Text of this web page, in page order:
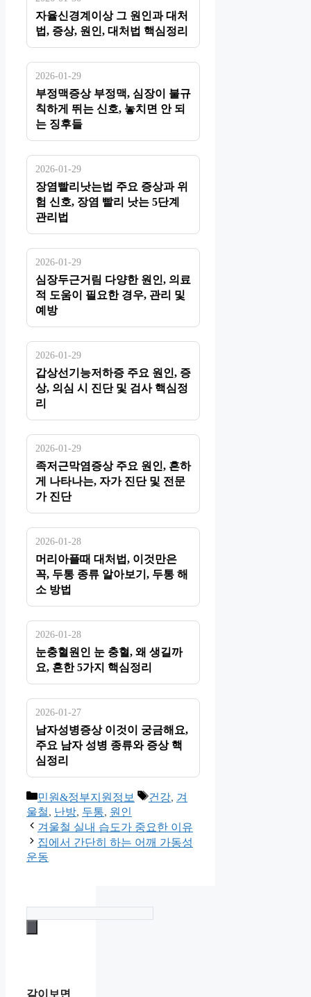
자율신경계이상 그 원인과 대처
법, 증상, 원인, 대처법 핵심정리
2026-01-29
부정맥증상 부정맥, 심장이 불규
칙하게 뛰는 신호, 놓치면 안 되
는 징후들
2026-01-29
장염빨리낫는법 주요 증상과 위
험 신호, 장염 빨리 낫는 5단계
관리법
2026-01-29
심장두근거림 다양한 원인, 의료
적 도움이 필요한 경우, 관리 및
예방
2026-01-29
갑상선기능저하증 주요 원인, 증
상, 의심 시 진단 및 검사 핵심정
리
2026-01-29
족저근막염증상 주요 원인, 흔하
게 나타나는, 자가 진단 및 전문
가 진단
2026-01-28
머리아플때 대처법, 이것만은
꼭, 두통 종류 알아보기, 두통 해
소 방법
2026-01-28
눈충혈원인 눈 충혈, 왜 생길까
요, 흔한 5가지 핵심정리
2026-01-27
남자성병증상 이것이 궁금해요,
주요 남자 성병 종류와 증상 핵
심정리
카
테
고
리
민원&정부지원정보
태
건강, 겨
울철, 난방, 두통, 원인
겨울철 실내 습도가 중요한 이유
집에서 간단히 하는 어깨 가동성
운동
같이보면